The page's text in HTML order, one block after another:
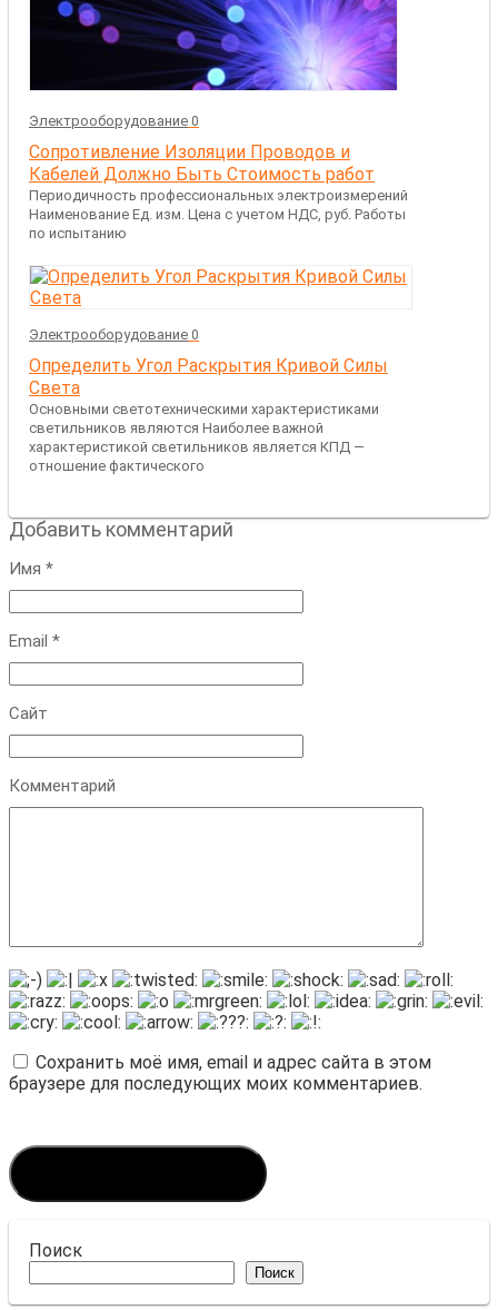
Электрооборудование 0
Сопротивление Изоляции Проводов и
Кабелей Должно Быть Стоимость работ
Периодичность профессиональных электроизмерений
Наименование Ед. изм. Цена с учетом НДС, руб. Работы
по испытанию
Электрооборудование 0
Определить Угол Раскрытия Кривой Силы
Света
Основными светотехническими характеристиками
светильников являются Наиболее важной
характеристикой светильников является КПД —
отношение фактического
Добавить комментарий
Имя *
Email *
Сайт
Комментарий
Сохранить моё имя, email и адрес сайта в этом
браузере для последующих моих комментариев.
Поиск
Поиск